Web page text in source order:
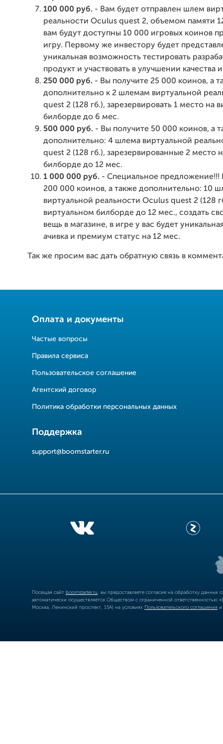
100 000 руб. - Вам будет отправлен шлем
реальности Oculus quest 2, объемом памяти
вам будут доступны 10 000 игровых коинов
игру. Первому же инвестору будет
уникальная возможность тестировать
продукт и участвовать в улучшении качества
250 000 руб. - Вы получите 25 000 коинов, а
дополнительно к 2 шлемам виртуальной
quest 2 (128 гб.), зарезервировать 1 место на
билборде до 6 мес.
500 000 руб. - Вы получите 50 000 коинов, а
дополнительно: 4 шлема виртуальной
quest 2 (128 гб.), зарезервированные 2 место
билборде до 12 мес.
1 000 000 руб. - Специальное предложение!!!
200 000 коинов, а также дополнительно: 10
виртуальной реальности Oculus quest 2 (128
виртуальном билборде до 12 мес., создать
вещь в магазине, в игре у вас будет
ачивка и премиум статус на 12 мес.
Так же просим вас дать обратную связь в
Оплата и документы
Частые вопросы
Правила сервиса
Пользовательское соглашение
Агентский договор
Политика обработки персональных данных
Поддержка
support@boomstarter.ru
Посещая сайт boomstarter.ru , вы предоставляете согласие на обработку
автоматически осуществляется Обществом с ограниченной
Москва, Ленинский проспект, 15А) на условиях Пользовательского соглашения и